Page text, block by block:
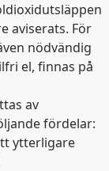
aviserats. För
nödvändig
el, finnas på
av
fördelar:
ytterligare